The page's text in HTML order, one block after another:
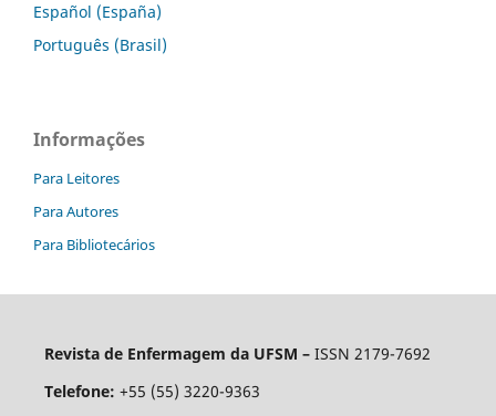
Español (España)
Português (Brasil)
Informações
Para Leitores
Para Autores
Para Bibliotecários
Revista de Enfermagem da UFSM – ISSN 2179-7692
Telefone: +55 (55) 3220-9363